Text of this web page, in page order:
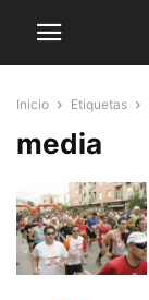
Inicio Etiquetas
media